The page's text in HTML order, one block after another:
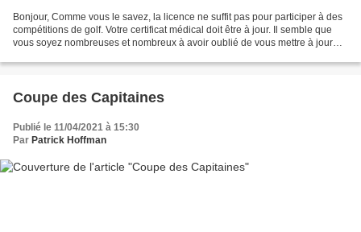
Bonjour, Comme vous le savez, la licence ne suffit pas pour participer à des
compétitions de golf. Votre certificat médical doit être à jour. Il semble que
vous soyez nombreuses et nombreux à avoir oublié de vous mettre à jour
Coupe des Capitaines
Publié le 11/04/2021 à 15:30
Par Patrick Hoffman